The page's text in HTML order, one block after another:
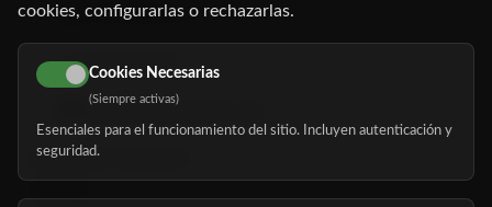
91 345 06 26
616 113 103
hola@mundomayor.com
Buscador de residencias
cookies, configurarlas o rechazarlas.
Cookies Necesarias
(Siempre activas)
Esenciales para el funcionamiento del sitio. Incluyen autenticación y
seguridad.